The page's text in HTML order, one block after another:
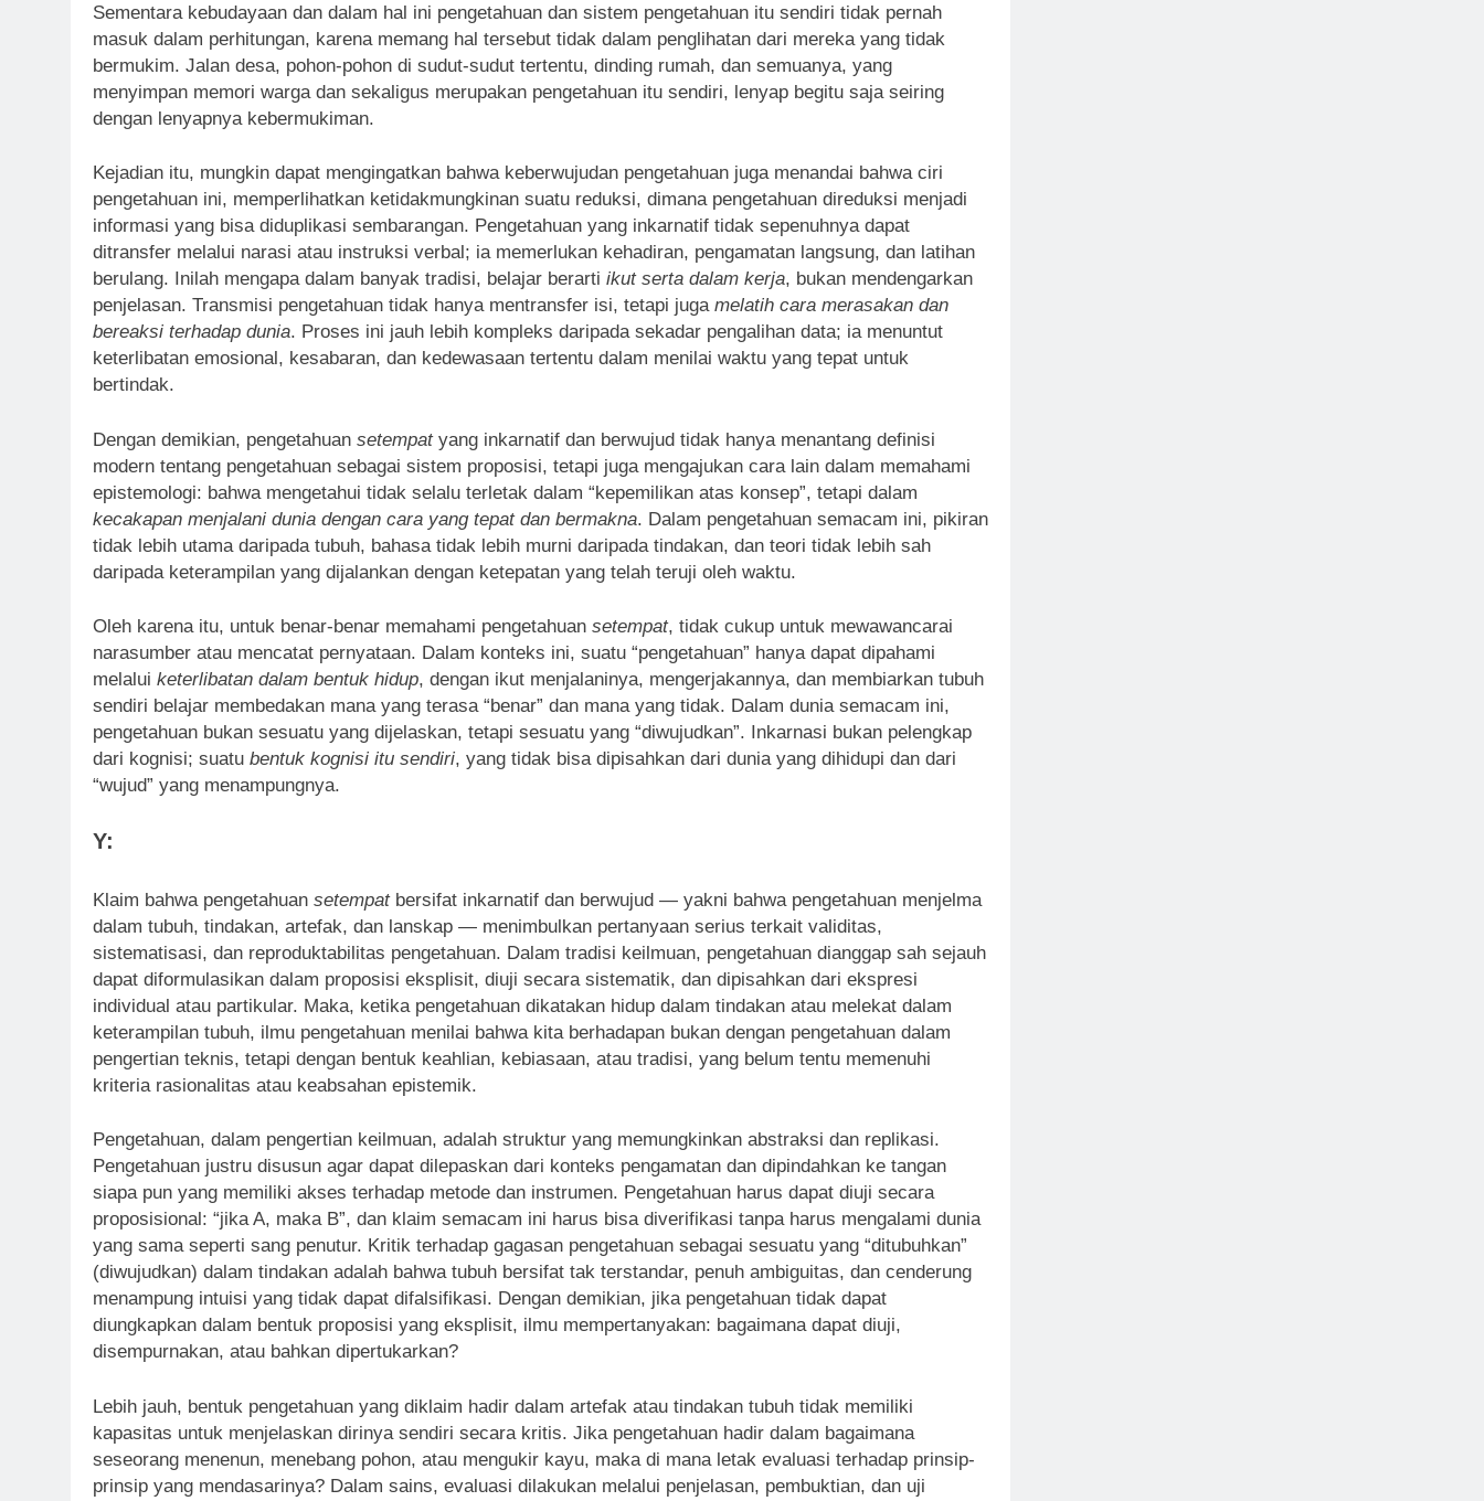
Sementara kebudayaan dan dalam hal ini pengetahuan dan sistem pengetahuan itu sendiri tidak pernah
masuk dalam perhitungan, karena memang hal tersebut tidak dalam penglihatan dari mereka yang tidak
bermukim. Jalan desa, pohon-pohon di sudut-sudut tertentu, dinding rumah, dan semuanya, yang
menyimpan memori warga dan sekaligus merupakan pengetahuan itu sendiri, lenyap begitu saja seiring
dengan lenyapnya kebermukiman.
Kejadian itu, mungkin dapat mengingatkan bahwa keberwujudan pengetahuan juga menandai bahwa ciri
pengetahuan ini, memperlihatkan ketidakmungkinan suatu reduksi, dimana pengetahuan direduksi menjadi
informasi yang bisa diduplikasi sembarangan. Pengetahuan yang inkarnatif tidak sepenuhnya dapat
ditransfer melalui narasi atau instruksi verbal; ia memerlukan kehadiran, pengamatan langsung, dan latihan
berulang. Inilah mengapa dalam banyak tradisi, belajar berarti ikut serta dalam kerja, bukan mendengarkan
penjelasan. Transmisi pengetahuan tidak hanya mentransfer isi, tetapi juga melatih cara merasakan dan
bereaksi terhadap dunia. Proses ini jauh lebih kompleks daripada sekadar pengalihan data; ia menuntut
keterlibatan emosional, kesabaran, dan kedewasaan tertentu dalam menilai waktu yang tepat untuk
bertindak.
Dengan demikian, pengetahuan setempatyang inkarnatif dan berwujud tidak hanya menantang definisi
modern tentang pengetahuan sebagai sistem proposisi, tetapi juga mengajukan cara lain dalam memahami
epistemologi: bahwa mengetahui tidak selalu terletak dalam “kepemilikan atas konsep”, tetapi dalam
kecakapan menjalani dunia dengan cara yang tepat dan bermakna. Dalam pengetahuan semacam ini, pikiran
tidak lebih utama daripada tubuh, bahasa tidak lebih murni daripada tindakan, dan teori tidak lebih sah
daripada keterampilan yang dijalankan dengan ketepatan yang telah teruji oleh waktu.
Oleh karena itu, untuk benar-benar memahami pengetahuan setempat, tidak cukup untuk mewawancarai
narasumber atau mencatat pernyataan. Dalam konteks ini, suatu “pengetahuan” hanya dapat dipahami
melalui keterlibatan dalam bentuk hidup, dengan ikut menjalaninya, mengerjakannya, dan membiarkan tubuh
sendiri belajar membedakan mana yang terasa “benar” dan mana yang tidak. Dalam dunia semacam ini,
pengetahuan bukan sesuatu yang dijelaskan, tetapi sesuatu yang “diwujudkan”. Inkarnasi bukan pelengkap
dari kognisi; suatu bentuk kognisi itu sendiri, yang tidak bisa dipisahkan dari dunia yang dihidupi dan dari
“wujud” yang menampungnya.
Y:
Klaim bahwa pengetahuan setempatbersifat inkarnatif dan berwujud — yakni bahwa pengetahuan menjelma
dalam tubuh, tindakan, artefak, dan lanskap — menimbulkan pertanyaan serius terkait validitas,
sistematisasi, dan reproduktabilitas pengetahuan. Dalam tradisi keilmuan, pengetahuan dianggap sah sejauh
dapat diformulasikan dalam proposisi eksplisit, diuji secara sistematik, dan dipisahkan dari ekspresi
individual atau partikular. Maka, ketika pengetahuan dikatakan hidup dalam tindakan atau melekat dalam
keterampilan tubuh, ilmu pengetahuan menilai bahwa kita berhadapan bukan dengan pengetahuan dalam
pengertian teknis, tetapi dengan bentuk keahlian, kebiasaan, atau tradisi, yang belum tentu memenuhi
kriteria rasionalitas atau keabsahan epistemik.
Pengetahuan, dalam pengertian keilmuan, adalah struktur yang memungkinkan abstraksi dan replikasi.
Pengetahuan justru disusun agar dapat dilepaskan dari konteks pengamatan dan dipindahkan ke tangan
siapa pun yang memiliki akses terhadap metode dan instrumen. Pengetahuan harus dapat diuji secara
proposisional: “jika A, maka B”, dan klaim semacam ini harus bisa diverifikasi tanpa harus mengalami dunia
yang sama seperti sang penutur. Kritik terhadap gagasan pengetahuan sebagai sesuatu yang “ditubuhkan”
(diwujudkan) dalam tindakan adalah bahwa tubuh bersifat tak terstandar, penuh ambiguitas, dan cenderung
menampung intuisi yang tidak dapat difalsifikasi. Dengan demikian, jika pengetahuan tidak dapat
diungkapkan dalam bentuk proposisi yang eksplisit, ilmu mempertanyakan: bagaimana dapat diuji,
disempurnakan, atau bahkan dipertukarkan?
Lebih jauh, bentuk pengetahuan yang diklaim hadir dalam artefak atau tindakan tubuh tidak memiliki
kapasitas untuk menjelaskan dirinya sendiri secara kritis. Jika pengetahuan hadir dalam bagaimana
seseorang menenun, menebang pohon, atau mengukir kayu, maka di mana letak evaluasi terhadap prinsip-
prinsip yang mendasarinya? Dalam sains, evaluasi dilakukan melalui penjelasan, pembuktian, dan uji